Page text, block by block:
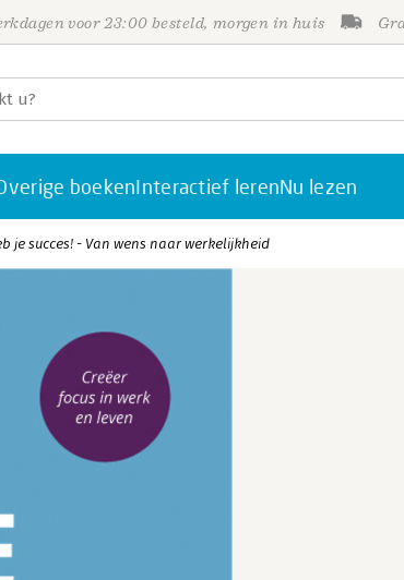
voor 23:00 besteld, morgen in huis
boekenInteractief lerenNu lezen
je succes! - Van wens naar werkelijkheid